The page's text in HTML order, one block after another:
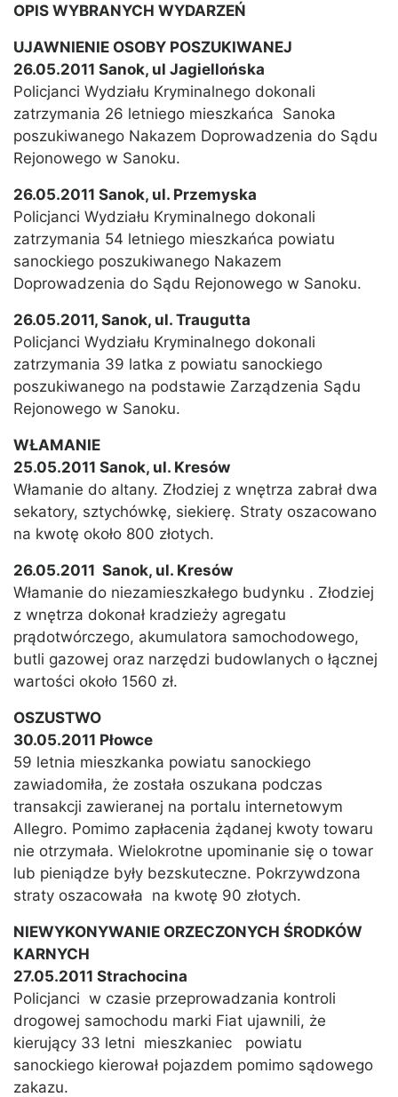
OPIS WYBRANYCH WYDARZEŃ
UJAWNIENIE OSOBY POSZUKIWANEJ
26.05.2011 Sanok, ul Jagiellońska
Policjanci Wydziału Kryminalnego dokonali
zatrzymania 26 letniego mieszkańca Sanoka
poszukiwanego Nakazem Doprowadzenia do Sądu
Rejonowego w Sanoku.
26.05.2011 Sanok, ul. Przemyska
Policjanci Wydziału Kryminalnego dokonali
zatrzymania 54 letniego mieszkańca powiatu
sanockiego poszukiwanego Nakazem
Doprowadzenia do Sądu Rejonowego w Sanoku.
26.05.2011, Sanok, ul. Traugutta
Policjanci Wydziału Kryminalnego dokonali
zatrzymania 39 latka z powiatu sanockiego
poszukiwanego na podstawie Zarządzenia Sądu
Rejonowego w Sanoku.
WŁAMANIE
25.05.2011 Sanok, ul. Kresów
Włamanie do altany. Złodziej z wnętrza zabrał dwa
sekatory, sztychówkę, siekierę. Straty oszacowano
na kwotę około 800 złotych.
26.05.2011 Sanok, ul. Kresów
Włamanie do niezamieszkałego budynku . Złodziej
z wnętrza dokonał kradzieży agregatu
prądotwórczego, akumulatora samochodowego,
butli gazowej oraz narzędzi budowlanych o łącznej
wartości około 1560 zł.
OSZUSTWO
30.05.2011 Płowce
59 letnia mieszkanka powiatu sanockiego
zawiadomiła, że została oszukana podczas
transakcji zawieranej na portalu internetowym
Allegro. Pomimo zapłacenia żądanej kwoty towaru
nie otrzymała. Wielokrotne upominanie się o towar
lub pieniądze były bezskuteczne. Pokrzywdzona
straty oszacowała na kwotę 90 złotych.
NIEWYKONYWANIE ORZECZONYCH ŚRODKÓW
KARNYCH
27.05.2011 Strachocina
Policjanci w czasie przeprowadzania kontroli
drogowej samochodu marki Fiat ujawnili, że
kierujący 33 letni mieszkaniec powiatu
sanockiego kierował pojazdem pomimo sądowego
zakazu.